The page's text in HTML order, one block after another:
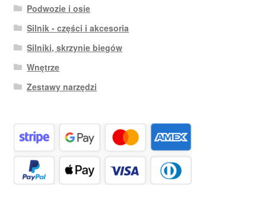
Podwozie i osie
Silnik - części i akcesoria
Silniki, skrzynie biegów
Wnętrze
Zestawy narzędzi